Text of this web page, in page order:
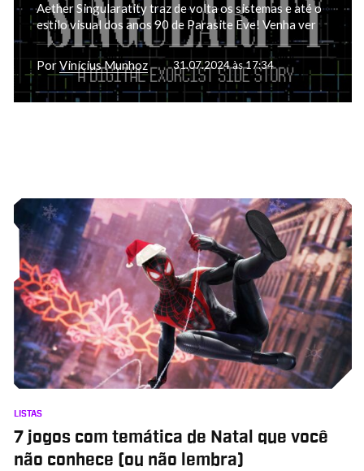
Aether Singularatity traz de volta os sistemas e até o
estilo visual dos anos 90 de Parasite Eve! Venha ver
PorVinícius Munhoz 31.07.2024 às 17:34
LISTAS
7 jogos com temática de Natal que você
não conhece (ou não lembra)